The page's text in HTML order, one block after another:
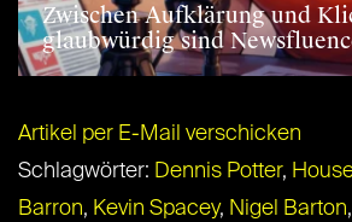
Zwischen Aufklärung und
glaubwürdig sind
Artikel per E-Mail verschicken
Schlagwörter: Dennis Potter,
Barron, Kevin Spacey, Nigel Barton,